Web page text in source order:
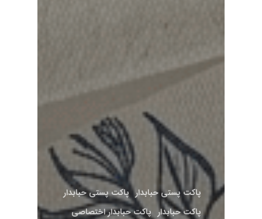
پاکت پستی حبابدار پاکت پستی حبابدار
پاکت حبابدار پاکت حبابدار اختصاصی